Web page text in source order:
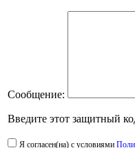
Сообщение:
Введите этот защитный
Я согласен(на) с условиями